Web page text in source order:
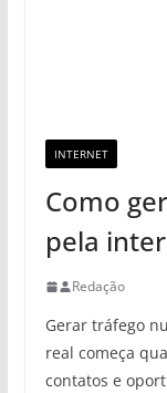
INTERNET
Como
pela
Redação
Gerar tráfego
real começa
contatos e